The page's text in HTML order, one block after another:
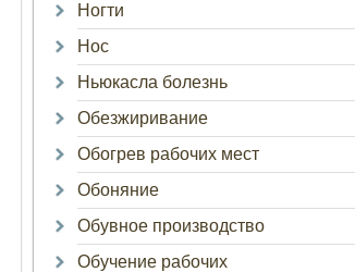
Ногти
Нос
Ньюкасла болезнь
Обезжиривание
Обогрев рабочих мест
Обоняние
Обувное производство
Обучение рабочих